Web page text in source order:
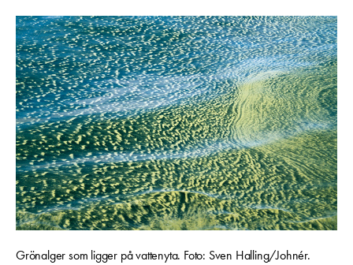
Grönalger som ligger på vattenyta. Foto: Sven Halling/Johnér.